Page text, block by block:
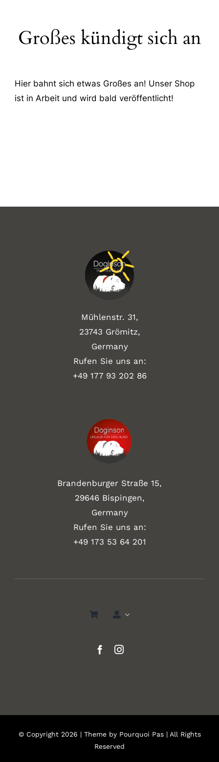
Großes kündigt sich an
Hier bahnt sich etwas Großes an! Unser Shop
ist in Arbeit und wird bald veröffentlicht!
Mühlenstr. 31,
23743 Grömitz,
Germany
Rufen Sie uns an:
+49 177 93 202 86
Brandenburger Straße 15,
29646 Bispingen,
Germany
Rufen Sie uns an:
+49 173 53 64 201
© Copyright 2026 | Theme by Pourquoi Pas| All Rights
Reserved